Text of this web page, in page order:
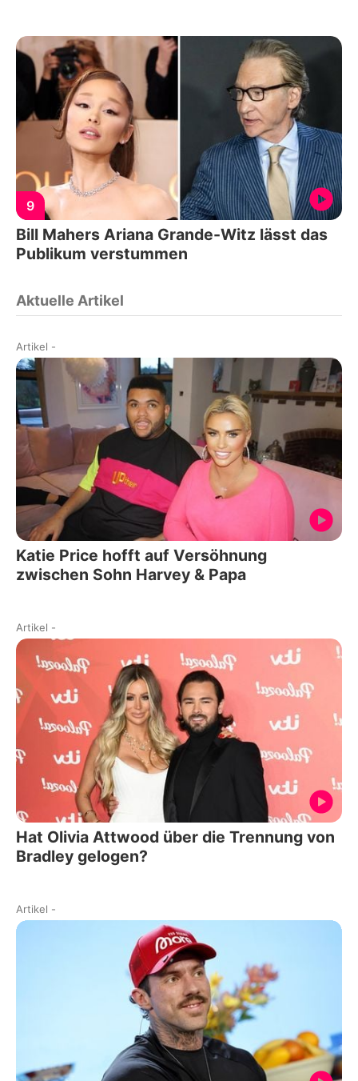
9
Bill Mahers Ariana Grande-Witz lässt das
Publikum verstummen
Aktuelle Artikel
Artikel -
Katie Price hofft auf Versöhnung
zwischen Sohn Harvey & Papa
Artikel -
Hat Olivia Attwood über die Trennung von
Bradley gelogen?
Artikel -